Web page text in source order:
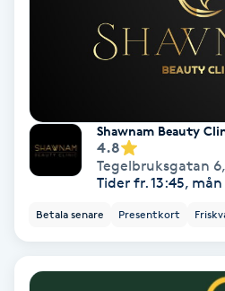
Restorative Yoga
Rosenmetoden
Samtalsterapi
Shawnam Beauty
4.8
Tegelbruksgatan 6,
Tider fr. 13:45, mån
Betala senare Presentkort